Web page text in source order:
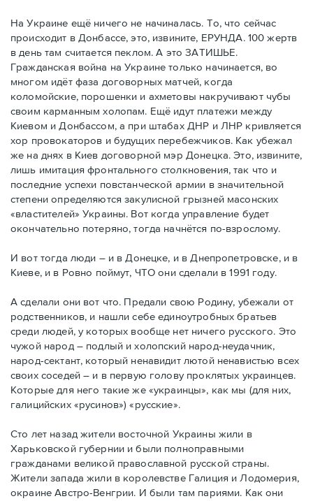
На Украине ещё ничего не начиналась. То, что сейчас
происходит в Донбассе, это, извините, ЕРУНДА. 100 жертв
в день там считается пеклом. А это ЗАТИШЬЕ.
Гражданская война на Украине только начинается, во
многом идёт фаза договорных матчей, когда
коломойские, порошенки и ахметовы накручивают чубы
своим карманным холопам. Ещё идут платежи между
Киевом и Донбассом, а при штабах ДНР и ЛНР кривляется
хор провокаторов и будущих перебежчиков. Как убежал
же на днях в Киев договорной мэр Донецка. Это, извините,
лишь имитация фронтального столкновения, так что и
последние успехи повстанческой армии в значительной
степени определяются закулисной грызней масонских
«властителей» Украины. Вот когда управление будет
окончательно потеряно, тогда начнётся по-взрослому.
И вот тогда люди – и в Донецке, и в Днепропетровске, и в
Киеве, и в Ровно поймут, ЧТО они сделали в 1991 году.
А сделали они вот что. Предали свою Родину, убежали от
родственников, и нашли себе единоутробных братьев
среди людей, у которых вообще нет ничего русского. Это
чужой народ – подлый и холопский народ-неудачник,
народ-сектант, который ненавидит лютой ненавистью всех
своих соседей – и в первую голову проклятых украинцев.
Которые для него такие же «украинцы», как мы (для них,
галицийских «русинов») «русские».
Сто лет назад жители восточной Украины жили в
Харьковской губернии и были полноправными
гражданами великой православной русской страны.
Жители запада жили в королевстве Галиция и Лодомерия,
окраине Австро-Венгрии. И были там париями. Как они